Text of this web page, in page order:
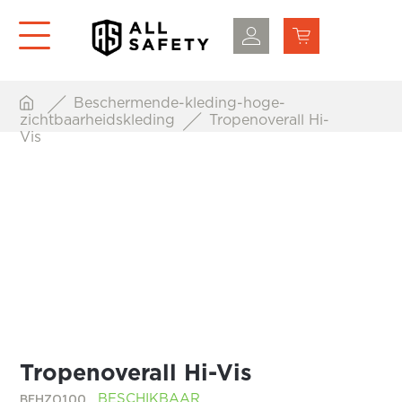
Beschermende-kleding-hoge-
zichtbaarheidskleding
Tropenoverall Hi-
Vis
Tropenoverall Hi-Vis
BFHZO100 BESCHIKBAAR